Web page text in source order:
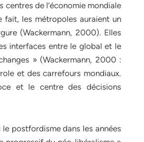
centres de l’économie mondiale
fait, les métropoles auraient un
(Wackermann, 2000). Elles
interfaces entre le global et le
» (Wackermann, 2000 :
et des carrefours mondiaux.
et le centre des décisions
postfordisme dans les années